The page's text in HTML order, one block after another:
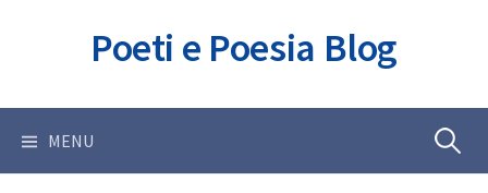
Poeti e Poesia Blog
MENU Ricerca